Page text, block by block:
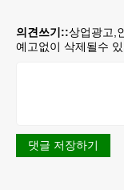
의견쓰기::상업광고,
예고없이 삭제될수
댓글 저장하기